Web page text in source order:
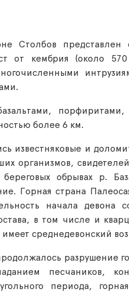
Столбов представлен
от кембрия (около
порфиритами,
более 6 км.
известняковые и
организмов,
обрывах р.
Горная страна
начала девона
в том числе и
среднедевонский
разрушение
песчаников,
периода,